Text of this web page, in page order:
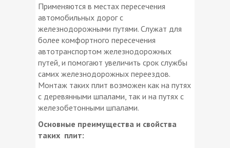
Применяются в местах пересечения
автомобильных дорог с
железнодорожными путями. Служат для
более комфортного пересечения
автотранспортом железнодорожных
путей, и помогают увеличить срок службы
самих железнодорожных переездов.
Монтаж таких плит возможен как на путях
с деревянными шпалами, так и на путях с
железобетонными шпалами.
Основные преимущества и свойства
таких плит: